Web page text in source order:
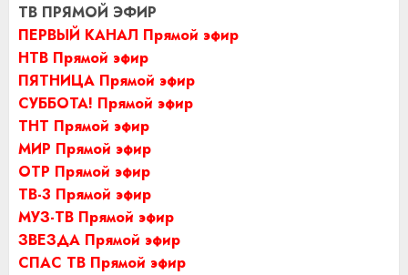
ТВ ПРЯМОЙ ЭФИР
ПЕРВЫЙ КАНАЛ Прямой эфир
НТВ Прямой эфир
ПЯТНИЦА Прямой эфир
СУББОТА! Прямой эфир
ТНТ Прямой эфир
МИР Прямой эфир
ОТР Прямой эфир
ТВ-3 Прямой эфир
МУЗ-ТВ Прямой эфир
ЗВЕЗДА Прямой эфир
СПАС ТВ Прямой эфир